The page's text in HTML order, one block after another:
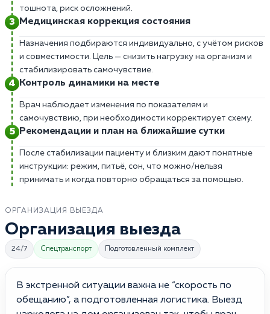
тошнота, риск осложнений.
Медицинская коррекция состояния
Назначения подбираются индивидуально, с учётом рисков
и совместимости. Цель — снизить нагрузку на организм и
стабилизировать самочувствие.
Контроль динамики на месте
Врач наблюдает изменения по показателям и
самочувствию, при необходимости корректирует схему.
Рекомендации и план на ближайшие сутки
После стабилизации пациенту и близким дают понятные
инструкции: режим, питьё, сон, что можно/нельзя
принимать и когда повторно обращаться за помощью.
ОРГАНИЗАЦИЯ ВЫЕЗДА
Организация выезда
24/7 Спецтранспорт Подготовленный комплект
В экстренной ситуации важна не “скорость по
обещанию”, а подготовленная логистика. Выезд